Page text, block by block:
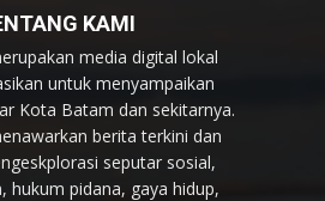
KAMI
media digital lokal
untuk menyampaikan
Kota Batam dan sekitarnya.
berita terkini dan
seputar sosial,
hukum pidana, gaya hidup,